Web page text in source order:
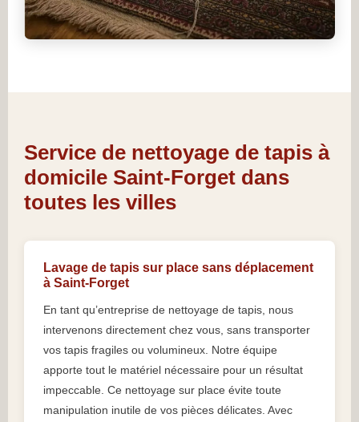
Service de nettoyage de tapis à
domicile Saint-Forget dans
toutes les villes
Lavage de tapis sur place sans déplacement
à Saint-Forget
En tant qu’entreprise de nettoyage de tapis, nous
intervenons directement chez vous, sans transporter
vos tapis fragiles ou volumineux. Notre équipe
apporte tout le matériel nécessaire pour un résultat
impeccable. Ce nettoyage sur place évite toute
manipulation inutile de vos pièces délicates. Avec